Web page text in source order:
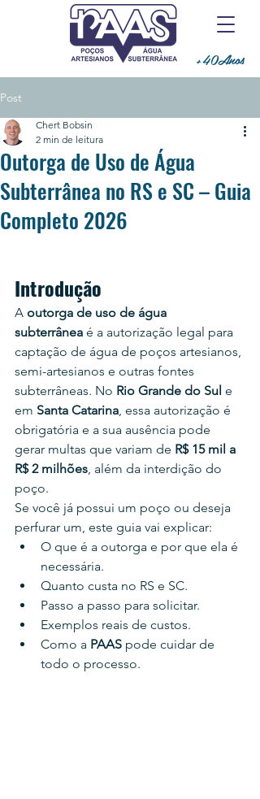
+40Anos
Post
Outorga de Uso de Água
Subterrânea no RS e SC – Guia
Completo 2026
Chert Bobsin
2 min de leitura
Introdução
A outorga de uso de água
subterrânea é a autorização legal para
captação de água de poços artesianos,
semi-artesianos e outras fontes
subterrâneas. No Rio Grande do Sul e
em Santa Catarina, essa autorização é
obrigatória e a sua ausência pode
gerar multas que variam de R$ 15 mil a
R$ 2 milhões, além da interdição do
poço.
Se você já possui um poço ou deseja
perfurar um, este guia vai explicar:
O que é a outorga e por que ela é
necessária.
Quanto custa no RS e SC.
Passo a passo para solicitar.
Exemplos reais de custos.
Como a PAAS pode cuidar de
todo o processo.